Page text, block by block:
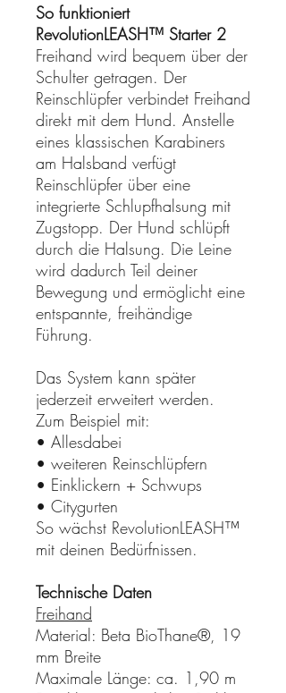
So funktioniert
RevolutionLEASH™ Starter 2
Freihand wird bequem über der
Schulter getragen. Der
Reinschlüpfer verbindet Freihand
direkt mit dem Hund. Anstelle
eines klassischen Karabiners
am Halsband verfügt
Reinschlüpfer über eine
integrierte Schlupfhalsung mit
Zugstopp. Der Hund schlüpft
durch die Halsung. Die Leine
wird dadurch Teil deiner
Bewegung und ermöglicht eine
entspannte, freihändige
Führung.
Das System kann später
jederzeit erweitert werden.
Zum Beispiel mit:
• Allesdabei
• weiteren Reinschlüpfern
• Einklickern + Schwups
• Citygurten
So wächst RevolutionLEASH™
mit deinen Bedürfnissen.
Technische Daten
Freihand
Material: Beta BioThane®, 19
mm Breite
Maximale Länge: ca. 1,90 m